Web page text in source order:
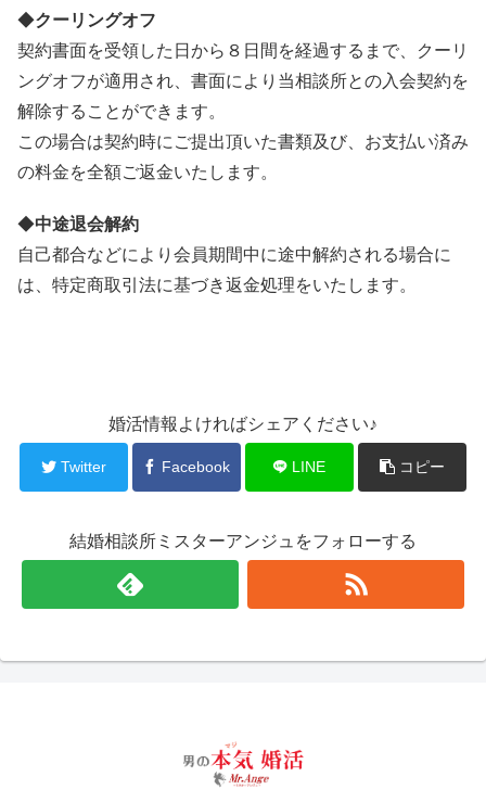
◆クーリングオフ
契約書面を受領した日から８日間を経過するまで、クーリ
ングオフが適用され、書面により当相談所との入会契約を
解除することができます。
この場合は契約時にご提出頂いた書類及び、お支払い済み
の料金を全額ご返金いたします。
◆中途退会解約
自己都合などにより会員期間中に途中解約される場合に
は、特定商取引法に基づき返金処理をいたします。
婚活情報よければシェアください♪
Twitter Facebook LINE コピー
結婚相談所ミスターアンジュをフォローする